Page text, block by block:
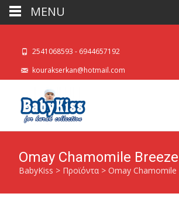
2541068593 - 6944657192
kourakserkan@hotmail.com
Omay Chamomile Breeze
BabyKiss > Προϊόντα > Omay Chamomile
MENU